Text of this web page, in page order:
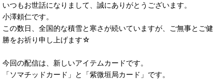
いつもお世話になりまして、誠にありがとうございます。
小澤頼仁です。
この数日、全国的な積雪と寒さが続いていますが、ご無事とご健
勝をお祈り申し上げます☆
今回の配信は、新しいアイテムカードです。
「ソマチッドカード」と「紫微垣局カード」です。